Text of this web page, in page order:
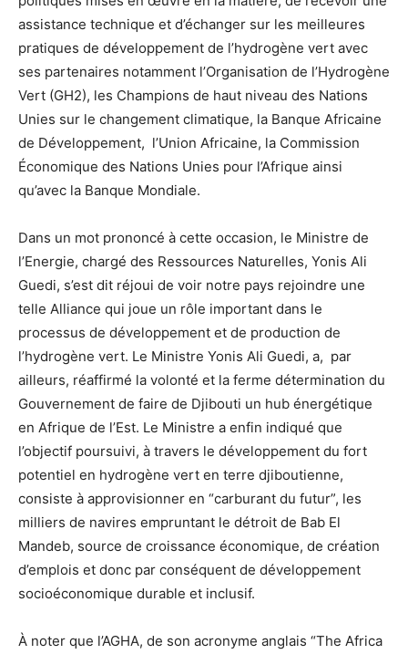
assistance technique et d’échanger sur les meilleures
pratiques de développement de l’hydrogène vert avec
ses partenaires notamment l’Organisation de l’Hydrogène
Vert (GH2), les Champions de haut niveau des Nations
Unies sur le changement climatique, la Banque Africaine
de Développement, l’Union Africaine, la Commission
Économique des Nations Unies pour l’Afrique ainsi
qu’avec la Banque Mondiale.
Dans un mot prononcé à cette occasion, le Ministre de
l’Energie, chargé des Ressources Naturelles, Yonis Ali
Guedi, s’est dit réjoui de voir notre pays rejoindre une
telle Alliance qui joue un rôle important dans le
processus de développement et de production de
l’hydrogène vert. Le Ministre Yonis Ali Guedi, a, par
ailleurs, réaffirmé la volonté et la ferme détermination du
Gouvernement de faire de Djibouti un hub énergétique
en Afrique de l’Est. Le Ministre a enfin indiqué que
l’objectif poursuivi, à travers le développement du fort
potentiel en hydrogène vert en terre djiboutienne,
consiste à approvisionner en “carburant du futur”, les
milliers de navires empruntant le détroit de Bab El
Mandeb, source de croissance économique, de création
d’emplois et donc par conséquent de développement
socioéconomique durable et inclusif.
À noter que l’AGHA, de son acronyme anglais “The Africa